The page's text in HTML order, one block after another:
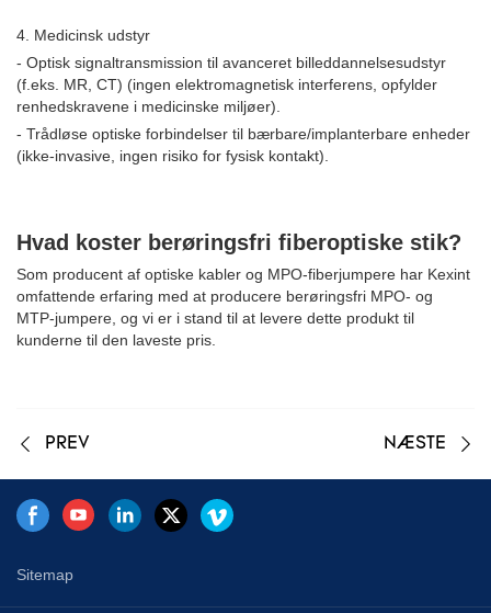
4. Medicinsk udstyr
- Optisk signaltransmission til avanceret billeddannelsesudstyr
(f.eks. MR, CT) (ingen elektromagnetisk interferens, opfylder
renhedskravene i medicinske miljøer).
- Trådløse optiske forbindelser til bærbare/implanterbare enheder
(ikke-invasive, ingen risiko for fysisk kontakt).
Hvad koster berøringsfri fiberoptiske stik?
Som producent af optiske kabler og MPO-fiberjumpere har Kexint
omfattende erfaring med at producere berøringsfri MPO- og
MTP-jumpere, og vi er i stand til at levere dette produkt til
kunderne til den laveste pris.
PREV NÆSTE
Sitemap